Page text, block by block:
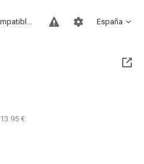
España
Sitios compatibles
13.95 €